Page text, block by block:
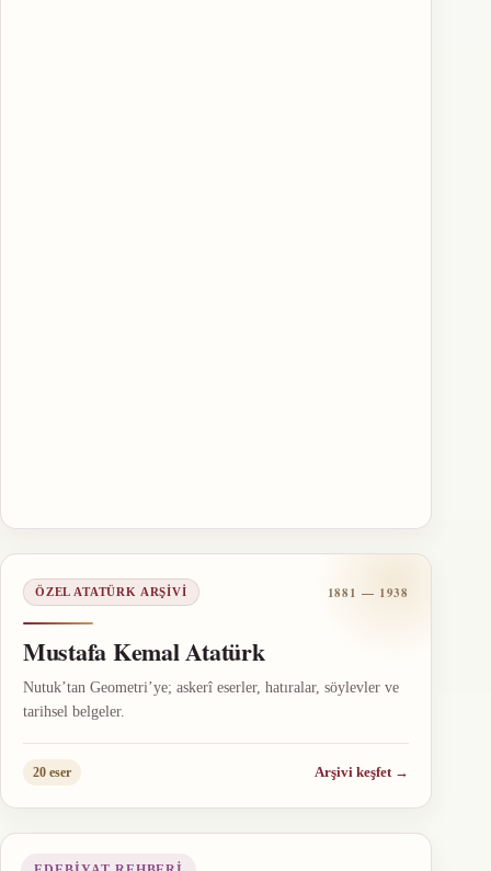
ÖZEL ATATÜRK ARŞIVI 1881 — 1938
Mustafa Kemal Atatürk
Nutuk’tan Geometri’ye; askerî eserler, hatıralar, söylevler ve
tarihsel belgeler.
20 eser Arşivi keşfet →